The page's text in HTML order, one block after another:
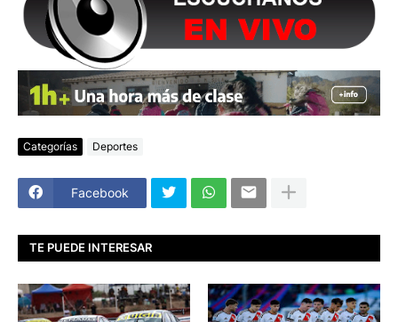
Categorías Deportes
Facebook
TE PUEDE INTERESAR